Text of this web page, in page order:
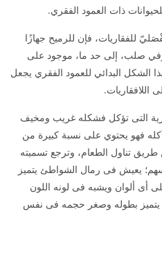
ذات العمود الفقري.
للفقاريات، فإن للرميح جهازًا
صلب، إلى حد ما، موجود على
الشكل البدائي للعمود الفقري يجعل
اللافقاريات.
التى تؤكل فشكله غريب ومخيف
فهو يحتوي على نسبة كبيرة من
تناول الطعام، وترجع تسميته
يعيش فى رمال الشواطئ يتميز
أى ألوان ويشبه فى لونه اللون
8 سنتيمتر فهو يتميز بطوله وصغر حجمه فى نفس